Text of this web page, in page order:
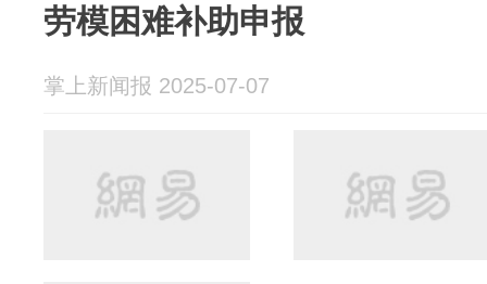
劳模困难补助申报
掌上新闻报 2025-07-07